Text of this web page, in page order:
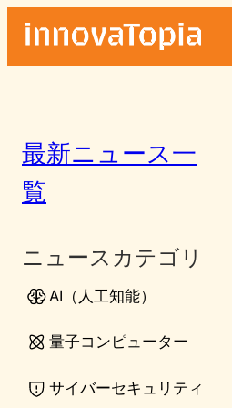
最新ニュース一
覧
ニュースカテゴリ
AI（人工知能）
量子コンピューター
サイバーセキュリティ